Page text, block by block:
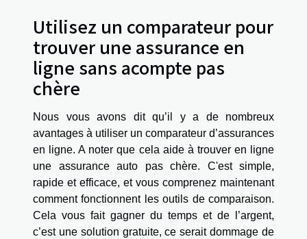
Utilisez un comparateur pour
trouver une assurance en
ligne sans acompte pas
chère
Nous vous avons dit qu’il y a de nombreux
avantages à utiliser un comparateur d’assurances
en ligne. A noter que cela aide à trouver en ligne
une assurance auto pas chère. C'est simple,
rapide et efficace, et vous comprenez maintenant
comment fonctionnent les outils de comparaison.
Cela vous fait gagner du temps et de l’argent,
c’est une solution gratuite, ce serait dommage de